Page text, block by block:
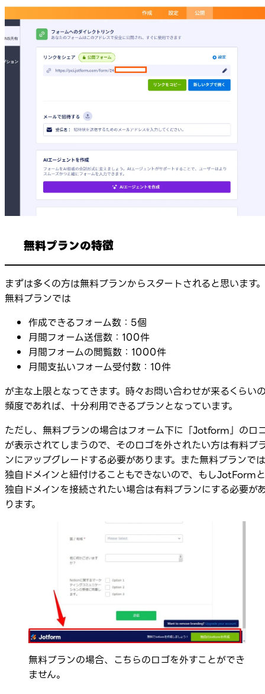
無料プランの特徴
まずは多くの方は無料プランからスタートされると思います。
無料プランでは
作成できるフォーム数：5個
月間フォーム送信数：100件
月間フォームの閲覧数：1000件
月間支払いフォーム受付数：10件
が主な上限となってきます。時々お問い合わせが来るくらい
頻度であれば、十分利用できるプランとなっています。
ただし、無料プランの場合はフォーム下に「Jotform」のロ
が表示されてしまうので、そのロゴを外されたい方は有料プ
ンにアップグレードする必要があります。また無料プランでは
独自ドメインと紐付けることもできないので、もしJotFormと
独自ドメインを接続されたい場合は有料プランにする必要が
ります。
無料プランの場合、こちらのロゴを外すことができ
ません。